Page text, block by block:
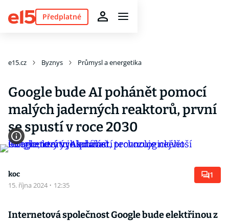
Předplatné
e15.cz Byznys Průmysl a energetika
Google bude AI pohánět pomocí
malých jaderných reaktorů, první
se spustí v roce 2030
koc
15. října 2024 · 12:35
1
Internetová společnost Google bude elektřinou z